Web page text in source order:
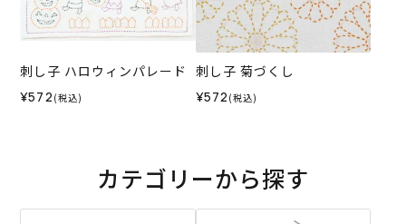
刺し子 ハロウィンパレード
¥572 (税込)
刺し子 菊づくし
¥572 (税込)
カテゴリーから探す